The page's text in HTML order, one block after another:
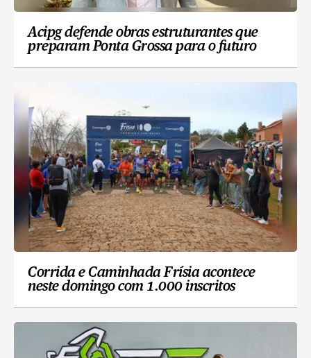
Acipg defende obras estruturantes que
preparam Ponta Grossa para o futuro
Corrida e Caminhada Frísia acontece
neste domingo com 1.000 inscritos